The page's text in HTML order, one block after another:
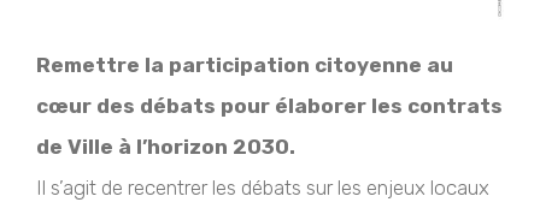
Remettre la participation citoyenne au
cœur des débats pour élaborer les contrats
de Ville à l’horizon 2030.
Il s’agit de recentrer les débats sur les enjeux locaux